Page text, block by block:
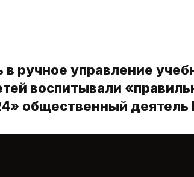
в ручное управление
воспитывали
общественный деятель